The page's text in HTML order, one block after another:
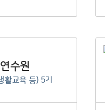
수원
교육 등) 5기